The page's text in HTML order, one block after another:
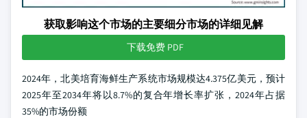
获取影响这个市场的主要细分市场的详细见解
下载免费 PDF
2024年，北美培育海鲜生产系统市场规模达4.375亿美元，预计
2025年至2034年将以8.7%的复合年增长率扩张，2024年占据
35%的市场份额